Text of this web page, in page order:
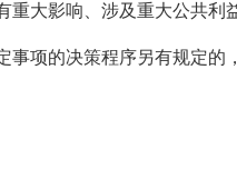
重大影响、涉及重大公共利
事项的决策程序另有规定